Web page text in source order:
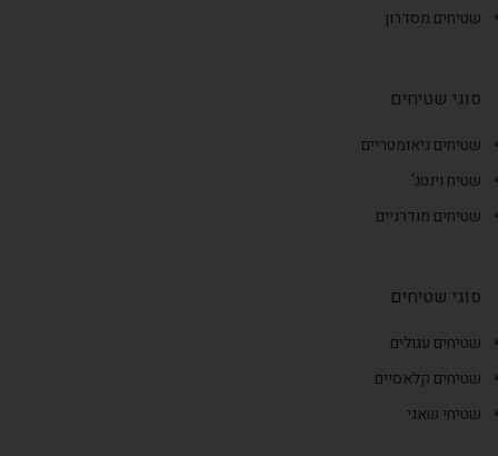
שטיחים מסדרון
סוגי שטיחים
שטיחים גיאומטריים
שטיח וינטג'
שטיחים מודרניים
סוגי שטיחים
שטיחים עגולים
שטיחים קלאסיים
שטיחי שאגי